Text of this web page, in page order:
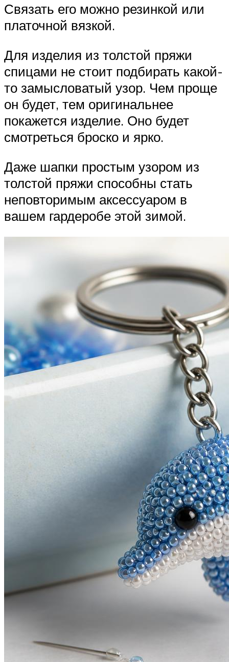
Связать его можно резинкой или
платочной вязкой.
Для изделия из толстой пряжи
спицами не стоит подбирать какой-
то замысловатый узор. Чем проще
он будет, тем оригинальнее
покажется изделие. Оно будет
смотреться броско и ярко.
Даже шапки простым узором из
толстой пряжи способны стать
неповторимым аксессуаром в
вашем гардеробе этой зимой.